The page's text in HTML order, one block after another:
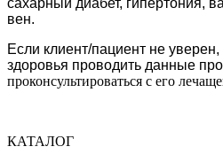
вен.
Если клиент/пациент не
здоровья проводить данные
проконсультироваться с его
КАТАЛОГ